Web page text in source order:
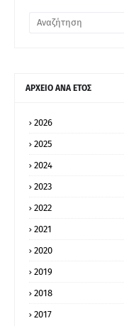
ΑΡΧΕΙΟ ΑΝΑ ΕΤΟΣ
2026
2025
2024
2023
2022
2021
2020
2019
2018
2017